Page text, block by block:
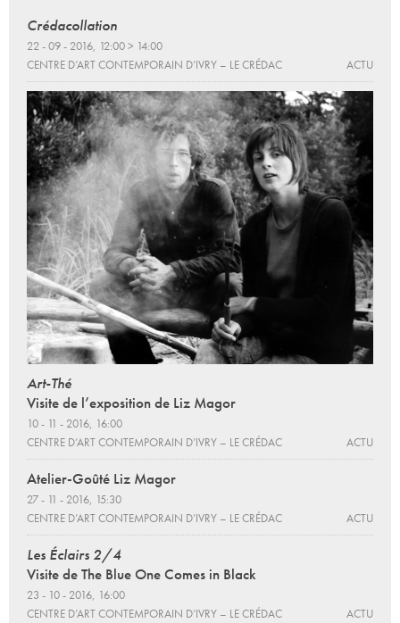
Crédacollation
22 - 09 - 2016, 12:00 > 14:00
CENTRE D’ART CONTEMPORAIN D’IVRY – LE CRÉDAC
ACTU
Art-Thé
Visite de l’exposition de Liz Magor
10 - 11 - 2016, 16:00
CENTRE D’ART CONTEMPORAIN D’IVRY – LE CRÉDAC
ACTU
Atelier-Goûté Liz Magor
27 - 11 - 2016, 15:30
CENTRE D’ART CONTEMPORAIN D’IVRY – LE CRÉDAC
ACTU
Les Éclairs 2/4
Visite de The Blue One Comes in Black
23 - 10 - 2016, 16:00
CENTRE D’ART CONTEMPORAIN D’IVRY – LE CRÉDAC
ACTU